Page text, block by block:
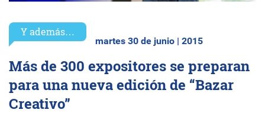
Y además…
martes 30 de junio | 2015
Más de 300 expositores se preparan
para una nueva edición de “Bazar
Creativo”